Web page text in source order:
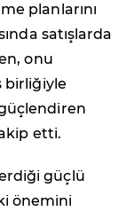
planlarını
satışlarda
onu
birliğiyle
etti.
güçlü
önemini